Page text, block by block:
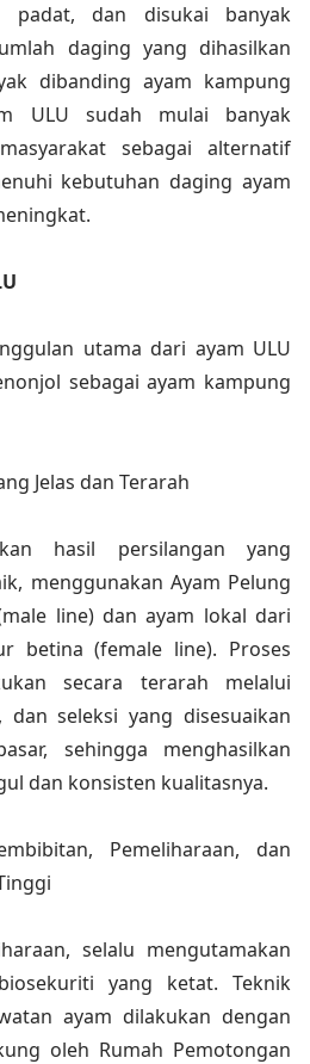
padat, dan disukai banyak
daging yang dihasilkan
dibanding ayam kampung
ULU sudah mulai banyak
sebagai alternatif
kebutuhan daging ayam
utama dari ayam ULU
sebagai ayam kampung
Jelas dan Terarah
hasil persilangan yang
menggunakan Ayam Pelung
line) dan ayam lokal dari
betina (female line). Proses
secara terarah melalui
dan seleksi yang disesuaikan
sehingga menghasilkan
dan konsisten kualitasnya.
Pemeliharaan, dan
selalu mengutamakan
yang ketat. Teknik
ayam dilakukan dengan
oleh Rumah Pemotongan